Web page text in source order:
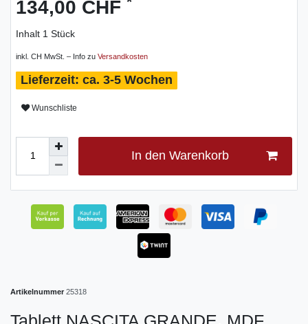
134,00 CHF
Inhalt 1 Stück
inkl. CH MwSt. – Info zu Versandkosten
ca. 3-5 Wochen
Wunschliste
In den Warenkorb
Artikelnummer 25318